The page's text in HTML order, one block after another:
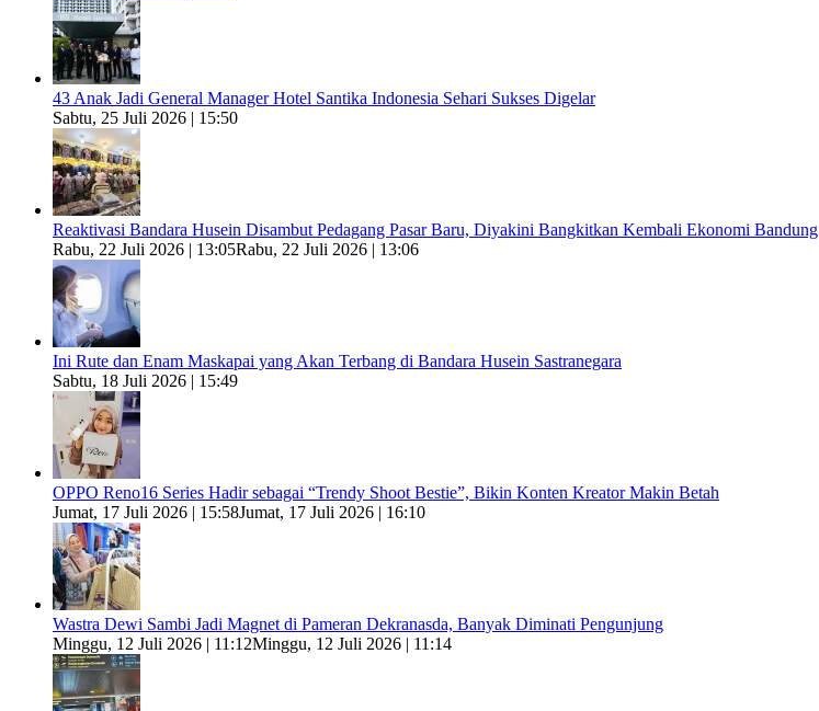
43 Anak Jadi General Manager Hotel Santika Indonesia Sehari Sukses Digelar
Sabtu, 25 Juli 2026 | 15:50
Reaktivasi Bandara Husein Disambut Pedagang Pasar Baru, Diyakini Bangkitkan Kembali Ekonomi Bandung
Rabu, 22 Juli 2026 | 13:05Rabu, 22 Juli 2026 | 13:06
Ini Rute dan Enam Maskapai yang Akan Terbang di Bandara Husein Sastranegara
Sabtu, 18 Juli 2026 | 15:49
OPPO Reno16 Series Hadir sebagai “Trendy Shoot Bestie”, Bikin Konten Kreator Makin Betah
Jumat, 17 Juli 2026 | 15:58Jumat, 17 Juli 2026 | 16:10
Wastra Dewi Sambi Jadi Magnet di Pameran Dekranasda, Banyak Diminati Pengunjung
Minggu, 12 Juli 2026 | 11:12Minggu, 12 Juli 2026 | 11:14